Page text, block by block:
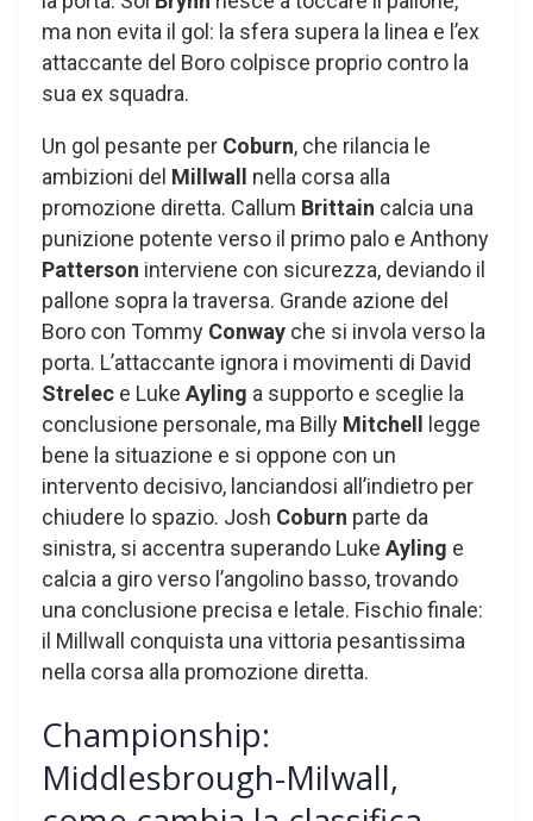
ma non evita il gol: la sfera supera la linea e l’ex
attaccante del Boro colpisce proprio contro la
sua ex squadra.
Un gol pesante per Coburn, che rilancia le
ambizioni del Millwall nella corsa alla
promozione diretta. Callum Brittain calcia una
punizione potente verso il primo palo e Anthony
Patterson interviene con sicurezza, deviando il
pallone sopra la traversa. Grande azione del
Boro con Tommy Conway che si invola verso la
porta. L’attaccante ignora i movimenti di David
Strelec e Luke Ayling a supporto e sceglie la
conclusione personale, ma Billy Mitchell legge
bene la situazione e si oppone con un
intervento decisivo, lanciandosi all’indietro per
chiudere lo spazio. Josh Coburn parte da
sinistra, si accentra superando Luke Ayling e
calcia a giro verso l’angolino basso, trovando
una conclusione precisa e letale. Fischio finale:
il Millwall conquista una vittoria pesantissima
nella corsa alla promozione diretta.
Championship:
Middlesbrough-Milwall,